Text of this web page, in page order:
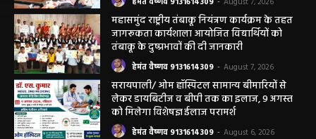
हेमंत वैष्णव 9131614309 August 7, 2026
महासमुंद राष्ट्रीय तंबाकू नियंत्रण कार्यक्रम के तहत
जागरूकता कार्यशाला आयोजित विद्यार्थियों को
तंबाकू के दुष्प्रभावों की दी जानकारी
हेमंत वैष्णव 9131614309 August 7, 2026
सरायपाली/ ओम हॉस्पिटल सामान्य बीमारियों से
लेकर डायबिटीज व बीपी तक का इलाज, 9 अगस्त
को मिलेगा विशेषज्ञ ईलाज परामर्श